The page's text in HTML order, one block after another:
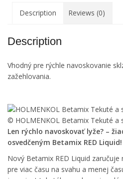
Description Reviews (0)
Description
Vhodný pre rýchle navoskovanie
zažehlovania.
© HOLMENKOL Betamix Tekuté a
Len rýchlo navoskovať lyže? –
osvedčeným Betamix RED Liquid!
Nový Betamix RED Liquid
pre viac času na svahu a menej